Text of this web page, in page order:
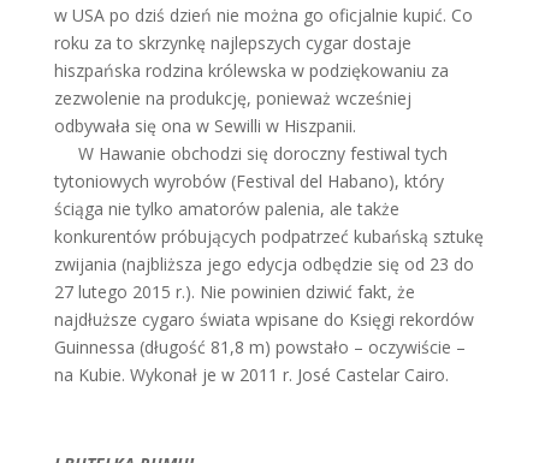
w USA po dziś dzień nie można go oficjalnie kupić. Co
roku za to skrzynkę najlepszych cygar dostaje
hiszpańska rodzina królewska w podziękowaniu za
zezwolenie na produkcję, ponieważ wcześniej
odbywała się ona w Sewilli w Hiszpanii.
W Hawanie obchodzi się doroczny festiwal tych
tytoniowych wyrobów (Festival del Habano), który
ściąga nie tylko amatorów palenia, ale także
konkurentów próbujących podpatrzeć kubańską sztukę
zwijania (najbliższa jego edycja odbędzie się od 23 do
27 lutego 2015 r.). Nie powinien dziwić fakt, że
najdłuższe cygaro świata wpisane do Księgi rekordów
Guinnessa (długość 81,8 m) powstało – oczywiście –
na Kubie. Wykonał je w 2011 r. José Castelar Cairo.